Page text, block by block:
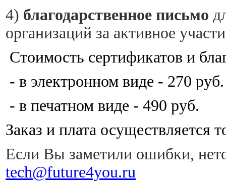
4) благодарственное письмо
организаций за активное
Стоимость сертификатов и
- в электронном виде - 270 руб.
- в печатном виде - 490 руб.
Заказ и плата осуществляется
Если Вы заметили ошибки,
tech@future4you.ru